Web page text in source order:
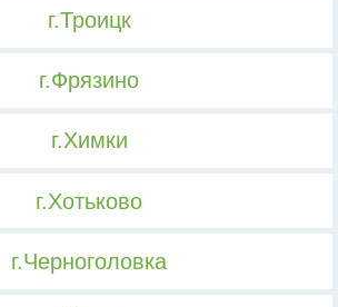
г.Троицк
г.Фрязино
г.Химки
г.Хотьково
г.Черноголовка